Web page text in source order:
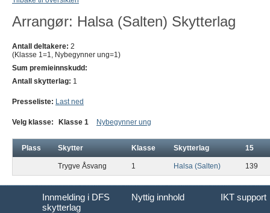
Arrangør: Halsa (Salten) Skytterlag
Antall deltakere: 2
(Klasse 1=1, Nybegynner ung=1)
Sum premieinnskudd:
Antall skytterlag: 1
Presseliste: Last ned
Velg klasse: Klasse 1 Nybegynner ung
Plass Skytter Klasse Skytterlag 15
Trygve Åsvang 1 Halsa (Salten) 139
Innmelding i DFS
skytterlag
Nyttig innhold IKT support